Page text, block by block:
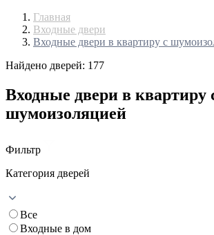
Главная
Входные двери
Входные двери в квартиру с
Найдено дверей: 177
Входные двери в квартиру
шумоизоляцией
Фильтр
Категория дверей
Все
Входные в дом